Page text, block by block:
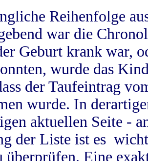
Reihenfolge
war die
Geburt krank war,
wurde das
der Taufeintrag
wurde. In
aktuellen Seite -
der Liste ist es
überprüfen. Eine